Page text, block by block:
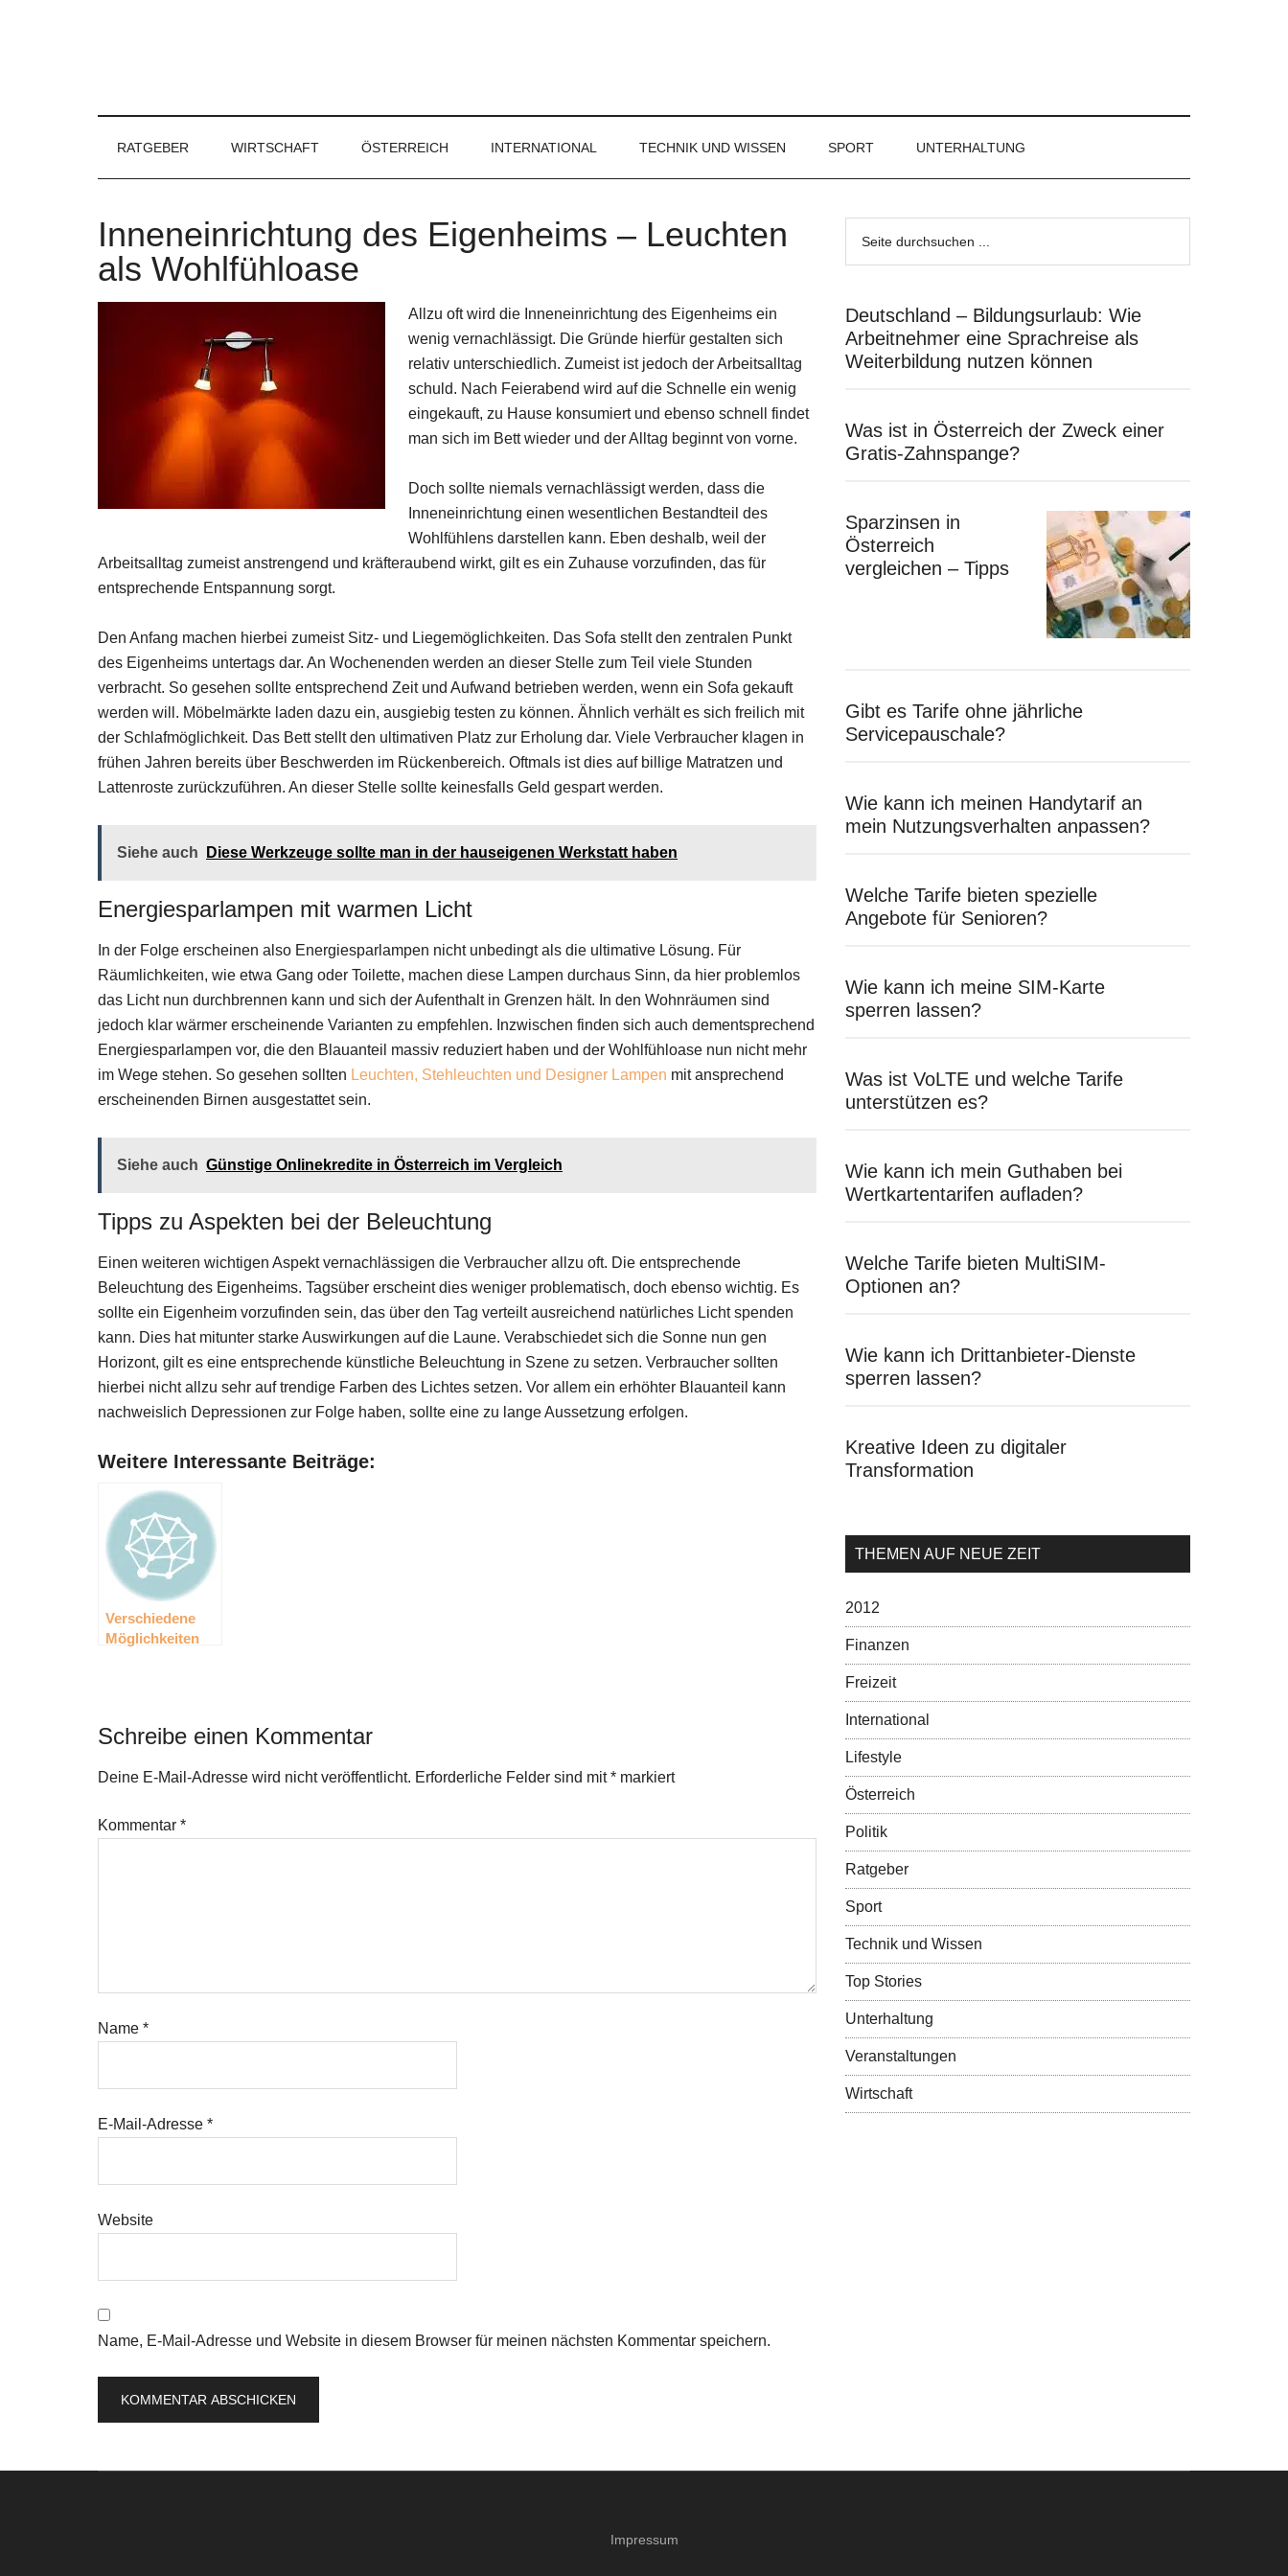
RATGEBER WIRTSCHAFT ÖSTERREICH INTERNATIONAL TECHNIK UND WISSEN SPORT UNTERHALTUNG
Inneneinrichtung des Eigenheims – Leuchten
als Wohlfühloase
Allzu oft wird die Inneneinrichtung des Eigenheims ein
wenig vernachlässigt. Die Gründe hierfür gestalten sich
relativ unterschiedlich. Zumeist ist jedoch der Arbeitsalltag
schuld. Nach Feierabend wird auf die Schnelle ein wenig
eingekauft, zu Hause konsumiert und ebenso schnell findet
man sich im Bett wieder und der Alltag beginnt von vorne.
Doch sollte niemals vernachlässigt werden, dass die
Inneneinrichtung einen wesentlichen Bestandteil des
Wohlfühlens darstellen kann. Eben deshalb, weil der
Arbeitsalltag zumeist anstrengend und kräfteraubend wirkt, gilt es ein Zuhause vorzufinden, das für
entsprechende Entspannung sorgt.
Den Anfang machen hierbei zumeist Sitz- und Liegemöglichkeiten. Das Sofa stellt den zentralen Punkt
des Eigenheims untertags dar. An Wochenenden werden an dieser Stelle zum Teil viele Stunden
verbracht. So gesehen sollte entsprechend Zeit und Aufwand betrieben werden, wenn ein Sofa gekauft
werden will. Möbelmärkte laden dazu ein, ausgiebig testen zu können. Ähnlich verhält es sich freilich mit
der Schlafmöglichkeit. Das Bett stellt den ultimativen Platz zur Erholung dar. Viele Verbraucher klagen in
frühen Jahren bereits über Beschwerden im Rückenbereich. Oftmals ist dies auf billige Matratzen und
Lattenroste zurückzuführen. An dieser Stelle sollte keinesfalls Geld gespart werden.
Siehe auch Diese Werkzeuge sollte man in der hauseigenen Werkstatt haben
Energiesparlampen mit warmen Licht
In der Folge erscheinen also Energiesparlampen nicht unbedingt als die ultimative Lösung. Für
Räumlichkeiten, wie etwa Gang oder Toilette, machen diese Lampen durchaus Sinn, da hier problemlos
das Licht nun durchbrennen kann und sich der Aufenthalt in Grenzen hält. In den Wohnräumen sind
jedoch klar wärmer erscheinende Varianten zu empfehlen. Inzwischen finden sich auch dementsprechend
Energiesparlampen vor, die den Blauanteil massiv reduziert haben und der Wohlfühloase nun nicht mehr
im Wege stehen. So gesehen sollten Leuchten, Stehleuchten und Designer Lampen mit ansprechend
erscheinenden Birnen ausgestattet sein.
Siehe auch Günstige Onlinekredite in Österreich im Vergleich
Tipps zu Aspekten bei der Beleuchtung
Einen weiteren wichtigen Aspekt vernachlässigen die Verbraucher allzu oft. Die entsprechende
Beleuchtung des Eigenheims. Tagsüber erscheint dies weniger problematisch, doch ebenso wichtig. Es
sollte ein Eigenheim vorzufinden sein, das über den Tag verteilt ausreichend natürliches Licht spenden
kann. Dies hat mitunter starke Auswirkungen auf die Laune. Verabschiedet sich die Sonne nun gen
Horizont, gilt es eine entsprechende künstliche Beleuchtung in Szene zu setzen. Verbraucher sollten
hierbei nicht allzu sehr auf trendige Farben des Lichtes setzen. Vor allem ein erhöhter Blauanteil kann
nachweislich Depressionen zur Folge haben, sollte eine zu lange Aussetzung erfolgen.
Weitere Interessante Beiträge:
Verschiedene
Möglichkeiten
Schreibe einen Kommentar
Deine E-Mail-Adresse wird nicht veröffentlicht. Erforderliche Felder sind mit* markiert
Kommentar *
Name *
E-Mail-Adresse *
Website
Name, E-Mail-Adresse und Website in diesem Browser für meinen nächsten Kommentar speichern.
Deutschland – Bildungsurlaub: Wie
Arbeitnehmer eine Sprachreise als
Weiterbildung nutzen können
Was ist in Österreich der Zweck einer
Gratis-Zahnspange?
Sparzinsen in
Österreich
vergleichen – Tipps
Gibt es Tarife ohne jährliche
Servicepauschale?
Wie kann ich meinen Handytarif an
mein Nutzungsverhalten anpassen?
Welche Tarife bieten spezielle
Angebote für Senioren?
Wie kann ich meine SIM-Karte
sperren lassen?
Was ist VoLTE und welche Tarife
unterstützen es?
Wie kann ich mein Guthaben bei
Wertkartentarifen aufladen?
Welche Tarife bieten MultiSIM-
Optionen an?
Wie kann ich Drittanbieter-Dienste
sperren lassen?
Kreative Ideen zu digitaler
Transformation
THEMEN AUF NEUE ZEIT
2012
Finanzen
Freizeit
International
Lifestyle
Österreich
Politik
Ratgeber
Sport
Technik und Wissen
Top Stories
Unterhaltung
Veranstaltungen
Wirtschaft
Impressum